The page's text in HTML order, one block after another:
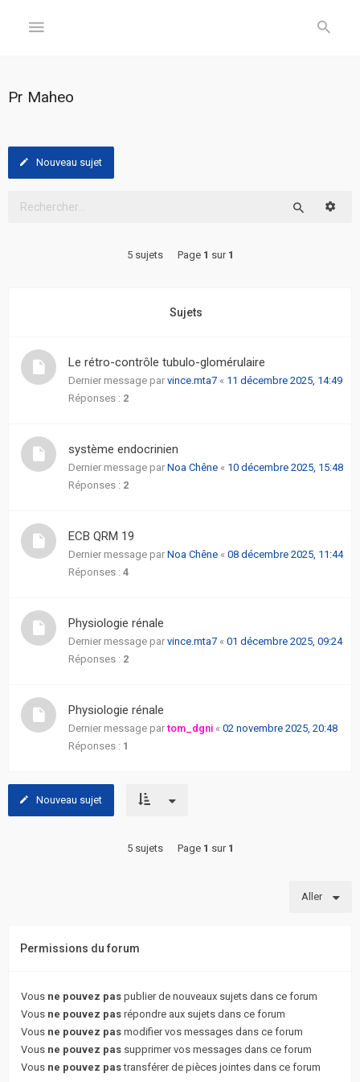
Inscription
Sujets
actifs
Recherche
avancée
L’équipe
Pr Maheo
Nouveau sujet
5 sujets Page 1 sur 1
Sujets
Le rétro-contrôle tubulo-glomérulaire
Dernier message par vince.mta7 « 11 décembre 2025, 14:49
Réponses : 2
système endocrinien
Dernier message par Noa Chêne « 10 décembre 2025, 15:48
Réponses : 2
ECB QRM 19
Dernier message par Noa Chêne « 08 décembre 2025, 11:44
Réponses : 4
Physiologie rénale
Dernier message par vince.mta7 « 01 décembre 2025, 09:24
Réponses : 2
Physiologie rénale
Dernier message partom_dgni « 02 novembre 2025, 20:48
Réponses : 1
Nouveau sujet
5 sujets Page 1 sur 1
Aller
Permissions du forum
Vous ne pouvez pas publier de nouveaux sujets dans ce forum
Vous ne pouvez pas répondre aux sujets dans ce forum
Vous ne pouvez pas modifier vos messages dans ce forum
Vous ne pouvez pas supprimer vos messages dans ce forum
Vous ne pouvez pastransférer de pièces jointes dans ce forum